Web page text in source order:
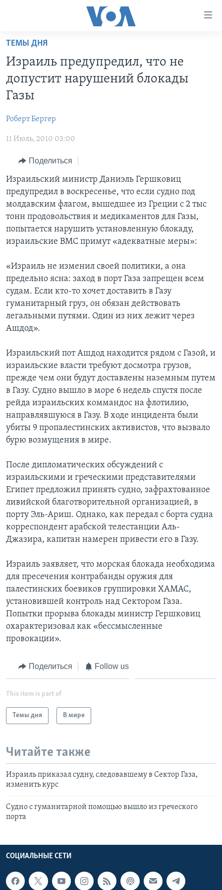
Перейти
основной
контент
Перейти
основной
навигации
Перейти
поиск
ПРОГРАММЫ
ИТОГИ
ПОЧЕМУ ЭТО ВАЖНО?
ДИСКУССИЯ VOA
ДЕТАЛИ
НЬЮ-ЙОРК NEW YORK
АМЕРИКА. БОЛЬШОЕ ПУТЕШЕСТВИЕ
ПРОЕКТЫ
НАША АМЕРИКАНСКАЯ ИСТОРИЯ
А КАК В АМЕРИКЕ?
АРТЕФАКТЫ
АМЕРИКАНСКИЕ ГОРОДКИ
ТЕСТЫ
ИНТЕРВЬЮ
ФАКТЫ ПРОТИВ ФЕЙКОВ
ЗА СВОБОДУ ПРЕССЫ
УЧИМ АНГЛИЙСКИЙ
ВИДЕО
ПОДПИСКА НА НОВОСТИ
Learning English
СОЦИАЛЬНЫЕ СЕТИ
Языки
ТЕМЫ ДНЯ
Израиль предупредил, что не
допустит нарушений блокады
Газы
Роберт Бергер
11 Июль, 2010 03:00
Поделиться
Израильский министр Даниэль Гершковиц
предупредил в воскресенье, что если судно под
молдавским флагом, вышедшее из Греции с 2 тыс
тонн продовольствия и медикаментов для Газы,
попытается нарушить установленную блокаду,
израильские ВМС примут «адекватные меры»:
«Израиль не изменил своей политики, а она
предельно ясна: заход в порт Газа запрещен всем
судам. Если кто-то хочет доставить в Газу
гуманитарный груз, он обязан действовать
легальными путями. Один из них лежит через
Ашдод».
Израильский пот Ашдод находится рядом с Газой, и
израильские власти требуют досмотра грузов,
прежде чем они будут доставлены наземным путем
в Газу. Судно вышло в море 6 недель спустя после
рейда израильских коммандос на флотилию,
направлявшуюся в Газу. В ходе инцидента были
убиты 9 пропалестинских активистов, что вызвало
бурю возмущения в мире.
После дипломатических обсуждений с
израильскими и греческими представителями
Египет предложил принять судно, зафрахтованное
ливийской благотворительной организацией, в
порту Эль-Ариш. Однако, как передал с борта судна
корреспондент арабской телестанции Аль-
Джазира, капитан намерен привести его в Газу.
Израиль заявляет, что морская блокада необходима
для пресечения контрабанды оружия для
палестинских боевиков группировки ХАМАС,
установившей контроль над Сектором Газа.
Попытки прорыва блокады министр Гершковиц
охарактеризовал как «бессмысленные
провокации».
Поделиться Follow us
This item is part of
Темы дня В мире
Читайте также
Израиль приказал судну, следовавшему в Сектор Газа,
изменить курс
Судно с гуманитарной помощью вышло из греческого
порта
СОЦИАЛЬНЫЕ СЕТИ